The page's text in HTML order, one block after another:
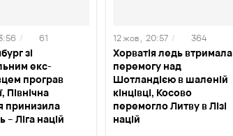
зі
екс-
програв
Північна
принизила
– Ліга націй
/ 61
Хорватія ледь втримала
перемогу над
Шотландією в шаленій
кінцівці, Косово
перемогло Литву в Лізі
націй
12 жов , 20:57 / 364